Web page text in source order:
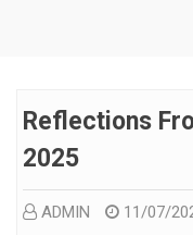
Reflections
2025
ADMIN 11/07/